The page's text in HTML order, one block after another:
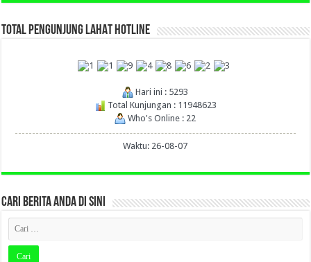
TOTAL PENGUNJUNG LAHAT HOTLINE
Hari ini : 5293
Total Kunjungan : 11948623
Who's Online : 22
Waktu: 26-08-07
CARI BERITA ANDA DI SINI